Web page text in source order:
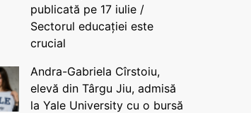
publicată pe 17 iulie /
Sectorul educației este
crucial
Andra-Gabriela Cîrstoiu,
elevă din Târgu Jiu, admisă
la Yale University cu o bursă